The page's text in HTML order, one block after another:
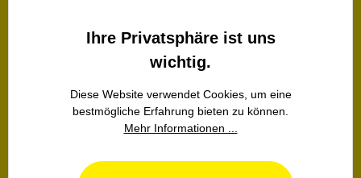
Unser Rund-um-Service
begleitet Sie auch nach
dem Kauf
Zu unserem Standard gehören
Ihre Privatsphäre ist uns
wichtig.
Diese Website verwendet Cookies, um eine
bestmögliche Erfahrung bieten zu können.
Mehr Informationen ...